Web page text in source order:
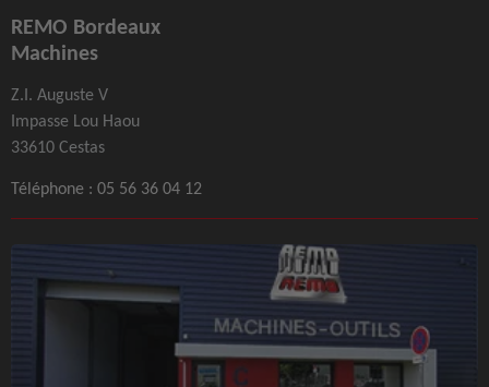
REMO Bordeaux
Machines
Z.I. Auguste V
Impasse Lou Haou
33610 Cestas
Téléphone : 05 56 36 04 12